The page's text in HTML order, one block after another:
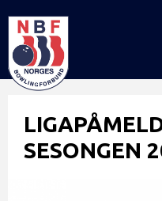
SESONGEN